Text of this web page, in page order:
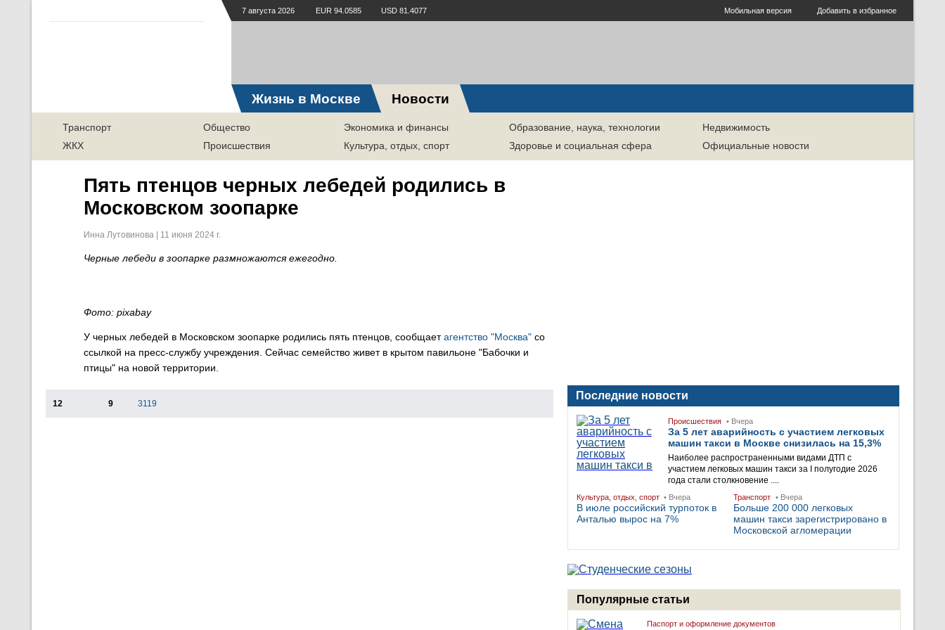
7 августа 2026 EUR 94.0585 USD 81.4077 Мобильная версия Добавить в избранное
Жизнь в Москве Новости
Транспорт Общество Экономика и финансы Образование, наука, технологии
Недвижимость
ЖКХ
Происшествия Культура, отдых, спорт Здоровье и социальная сфера Официальные новости
Пять птенцов черных лебедей родились в
Московском зоопарке
Инна Лутовинова | 11 июня 2024 г.
Черные лебеди в зоопарке размножаются ежегодно.
Фото: pixabay
У черных лебедей в Московском зоопарке родились пять птенцов, сообщаетагентство "Москва" со
ссылкой на пресс-службу учреждения. Сейчас семейство живет в крытом павильоне "Бабочки и
птицы" на новой территории.
12 9 3119
Последние новости
Происшествия • Вчера
За 5 лет аварийность с участием легковых
машин такси в Москве снизилась на 15,3%
Наиболее распространенными видами ДТП с
участием легковых машин такси за I полугодие 2026
года стали столкновение ....
Культура, отдых, спорт • Вчера
В июле российский турпоток в
Анталью вырос на 7%
Транспорт • Вчера
Больше 200 000 легковых
машин такси зарегистрировано в
Московской агломерации
Популярные статьи
Паспорт и оформление документов